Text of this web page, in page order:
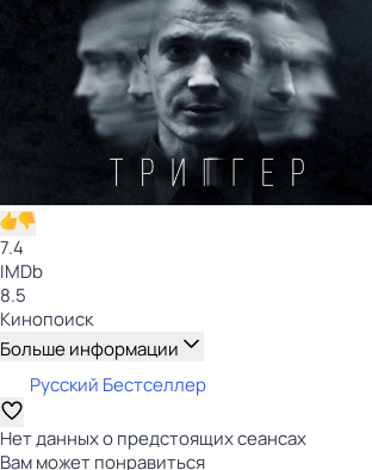
7.4
IMDb
8.5
Кинопоиск
Больше информации
Русский Бестселлер
Нет данных о предстоящих сеансах
Вам может понравиться